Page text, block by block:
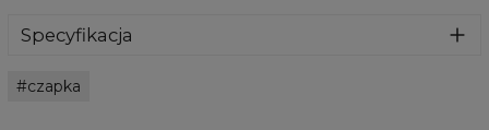
Specyfikacja
Przeznaczenie:
czapka